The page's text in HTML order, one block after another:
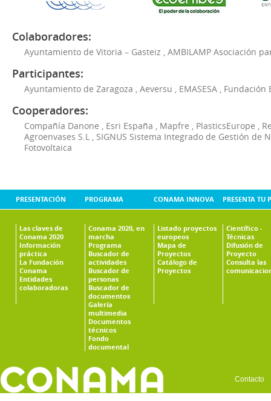
Colaboradores:
Ayuntamiento de Vitoria – Gasteiz , AMBILAMP Asociación
Participantes:
Ayuntamiento de Zaragoza , Aeversu , EMASESA , Fundación
Cooperadores:
Compañía Danone , Esri España , Mapfre , PlasticsEurope ,
Agroenvases S.L , SIGNUS Sistema Integrado de Gestión de
Fotovoltaica
PRESENTACIÓN
Las claves de
Conama 2020
Información
práctica
La Fundación
Conama
Entidades
colaboradoras
PROGRAMA
Conama 2020, en
marcha
Programa
Buscador de
actividades
Buscador de
personas
Buscador de
documentos
Galería
multimedia
Documentos
técnicos
Fondo
documental
CONAMA INNOVA
Listado proyectos
europeos
Mapa de
Proyectos
Catálogo de
Proyectos
PRESENTA TU
Científico -
Técnicas
Difusión de
Proyecto
Consulta las
Contacto